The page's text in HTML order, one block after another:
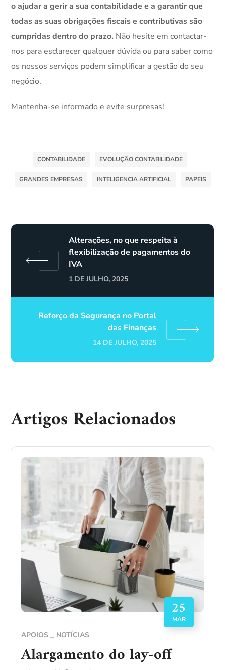
o ajudar a gerir a sua contabilidade e a garantir que
todas as suas obrigações fiscais e contributivas são
cumpridas dentro do prazo. Não hesite em contactar-
nos para esclarecer qualquer dúvida ou para saber como
os nossos serviços podem simplificar a gestão do seu
negócio.
Mantenha-se informado e evite surpresas!
CONTABILIDADE EVOLUÇÃO CONTABILIDADE
GRANDES EMPRESAS INTELIGENCIA ARTIFICIAL PAPEIS
Alterações, no que respeita à
flexibilização de pagamentos do
IVA
1 DE JULHO, 2025
Reforço da Segurança no Portal
das Finanças
14 DE JULHO, 2025
Artigos Relacionados
25
MAR
APOIOS NOTÍCIAS
Alargamento do lay-off